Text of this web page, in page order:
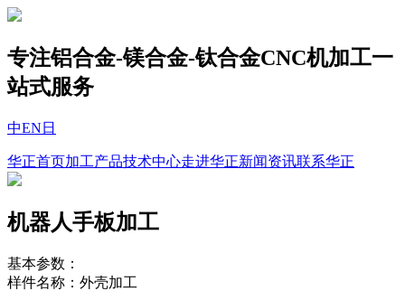
专注铝合金-镁合金-钛合金CNC机加工一
站式服务
中EN 日
华正首页加工产品技术中心走进华正新闻资讯联系华正
机器人手板加工
基本参数：
样件名称：外壳加工